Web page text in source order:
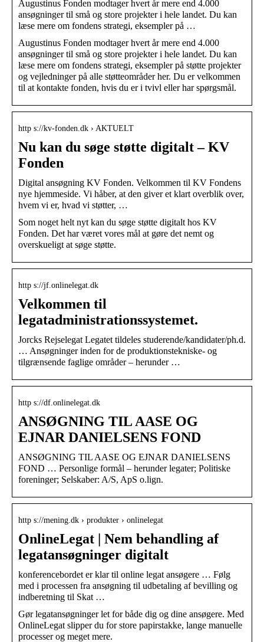
Augustinus Fonden modtager hvert år mere end 4.000
ansøgninger til små og store projekter i hele landet. Du kan
læse mere om fondens strategi, eksempler på …
Augustinus Fonden modtager hvert år mere end 4.000
ansøgninger til små og store projekter i hele landet. Du kan
læse mere om fondens strategi, eksempler på støtte projekter
og vejledninger på alle støtteområder her. Du er velkommen
til at kontakte fonden, hvis du er i tvivl eller har spørgsmål.
http s://kv-fonden.dk › AKTUELT
Nu kan du søge støtte digitalt – KV
Fonden
Digital ansøgning KV Fonden. Velkommen til KV Fondens
nye hjemmeside. Vi håber, at den giver et klart overblik over,
hvem vi er, hvad vi støtter, …
Som noget helt nyt kan du søge støtte digitalt hos KV
Fonden. Det har været vores mål at gøre det nemt og
overskueligt at søge støtte.
http s://jf.onlinelegat.dk
Velkommen til
legatadministrationssystemet.
Jorcks Rejselegat Legatet tildeles studerende/kandidater/ph.d.
… Ansøgninger inden for de produktionstekniske- og
tilgrænsende faglige områder – herunder …
http s://df.onlinelegat.dk
ANSØGNING TIL AASE OG
EJNAR DANIELSENS FOND
ANSØGNING TIL AASE OG EJNAR DANIELSENS
FOND … Personlige formål – herunder legater; Politiske
foreninger; Selskaber: A/S, ApS o.lign.
http s://mening.dk › produkter › onlinelegat
OnlineLegat | Nem behandling af
legatansøgninger digitalt
konferencebordet er klar til online legat ansøgere … Følg
med i processen fra ansøgning til udbetaling af bevilling og
indberetning til Skat …
Gør legatansøgninger let for både dig og dine ansøgere. Med
OnlineLegat slipper du for store papirstakke, lange manuelle
processer og meget mere.